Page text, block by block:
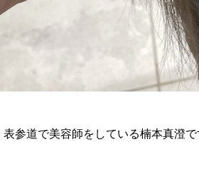
参道で美容師をしている楠本真澄